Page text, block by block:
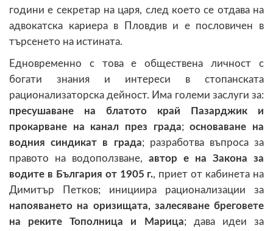
години е секретар на царя, след което се отдава на
адвокатска кариера в Пловдив и е пословичен в
търсенето на истината.
Едновременно с това е обществена личност с
богати знания и интереси в стопанската
рационализаторска дейност. Има големи заслуги за:
пресушаване на блатото край Пазарджик и
прокарване на канал през града;основаване на
водния синдикат в града; разработва въпроса за
правото на водоползване, автор е на Закона за
водите в България от 1905 г., приет от кабинета на
Димитър Петков; инициира рационализации за
напояването на оризищата, залесяване бреговете
на реките Тополница и Марица; дава идеи за